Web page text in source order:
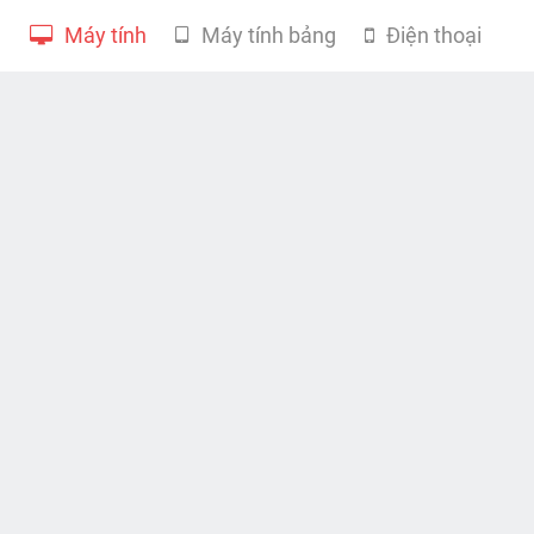
Máy tính Máy tính bảng Điện thoại